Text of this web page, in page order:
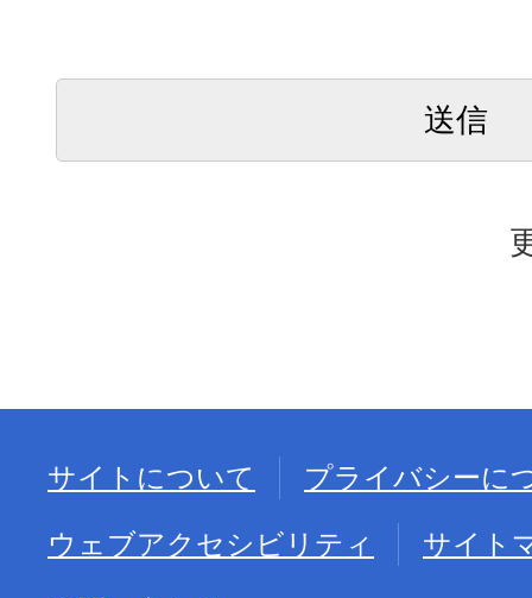
サイトについて
プライバシーに
ウェブアクセシビリティ
サイト